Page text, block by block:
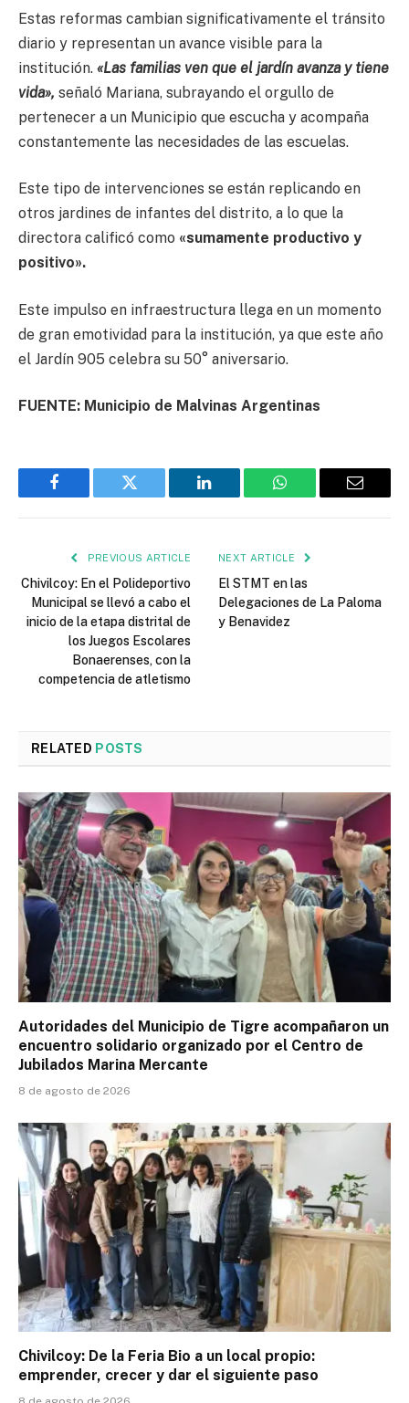
Estas reformas cambian significativamente el tránsito
diario y representan un avance visible para la
institución. «Las familias ven que el jardín avanza y tiene
vida», señaló Mariana, subrayando el orgullo de
pertenecer a un Municipio que escucha y acompaña
constantemente las necesidades de las escuelas.
Este tipo de intervenciones se están replicando en
otros jardines de infantes del distrito, a lo que la
directora calificó como «sumamente productivo y
positivo».
Este impulso en infraestructura llega en un momento
de gran emotividad para la institución, ya que este año
el Jardín 905 celebra su 50° aniversario.
FUENTE: Municipio de Malvinas Argentinas
Facebook Twitter LinkedIn WhatsApp Email
PREVIOUS ARTICLE
Chivilcoy: En el Polideportivo
Municipal se llevó a cabo el
inicio de la etapa distrital de
los Juegos Escolares
Bonaerenses, con la
competencia de atletismo
NEXT ARTICLE
El STMT en las
Delegaciones de La Paloma
y Benavidez
RELATED POSTS
Autoridades del Municipio de Tigre acompañaron un
encuentro solidario organizado por el Centro de
Jubilados Marina Mercante
8 de agosto de 2026
Chivilcoy: De la Feria Bio a un local propio:
emprender, crecer y dar el siguiente paso